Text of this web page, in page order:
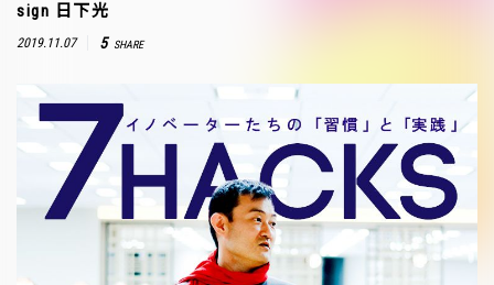
sign 日下光
2019.11.07 5 SHARE